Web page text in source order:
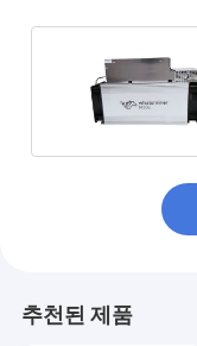
추천된 제품